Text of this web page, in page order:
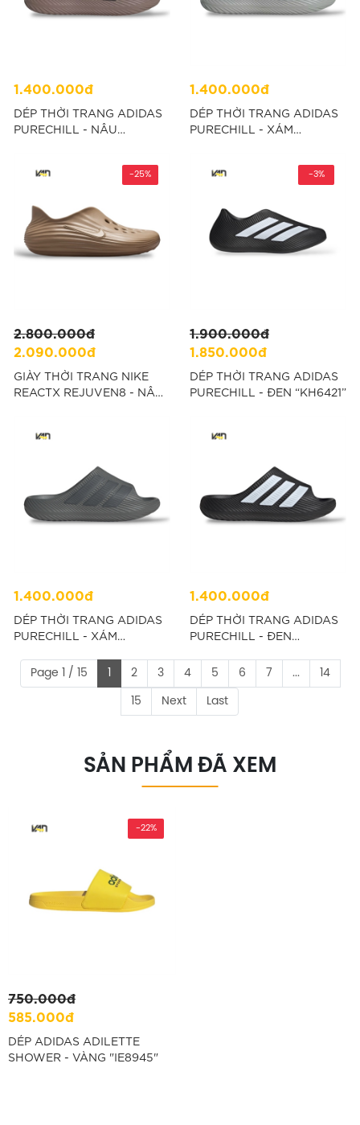
1.400.000đ
DÉP THỜI TRANG ADIDAS
PURECHILL - NÂU
1.400.000đ
DÉP THỜI TRANG ADIDAS
PURECHILL - XÁM
2.800.000đ
2.090.000đ
-25%
GIÀY THỜI TRANG NIKE
REACTX REJUVEN8 - NÂU
1.900.000đ
1.850.000đ
-3%
DÉP THỜI TRANG ADIDAS
PURECHILL - ĐEN “KH6421”
1.400.000đ
DÉP THỜI TRANG ADIDAS
PURECHILL - XÁM
1.400.000đ
DÉP THỜI TRANG ADIDAS
PURECHILL - ĐEN
Page 1 / 15 1 2 3 4 5 6 7 ... 14
15 Next Last
SẢN PHẨM ĐÃ XEM
750.000đ
585.000đ
-22%
DÉP ADIDAS ADILETTE
SHOWER - VÀNG "IE8945"